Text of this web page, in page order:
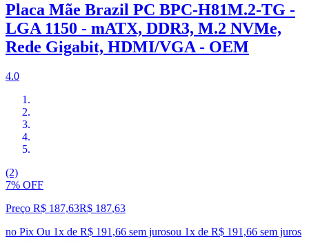
Placa Mãe Brazil PC BPC-H81M.2-TG -
LGA 1150 - mATX, DDR3, M.2 NVMe,
Rede Gigabit, HDMI/VGA - OEM
4.0
(2)
7% OFF
Preço R$ 187,63R$ 187,63
no Pix Ou 1x de R$ 191,66 sem jurosou 1x de R$ 191,66 sem juros